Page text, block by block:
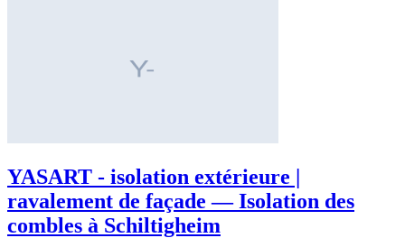
YASART - isolation extérieure |
ravalement de façade — Isolation des
combles à Schiltigheim